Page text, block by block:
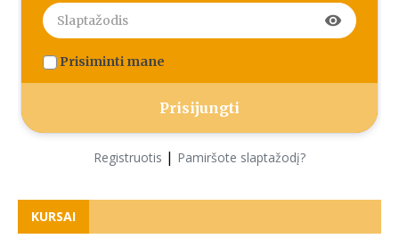
visibility
Prisiminti mane
Registruotis | Pamiršote slaptažodį?
KURSAI